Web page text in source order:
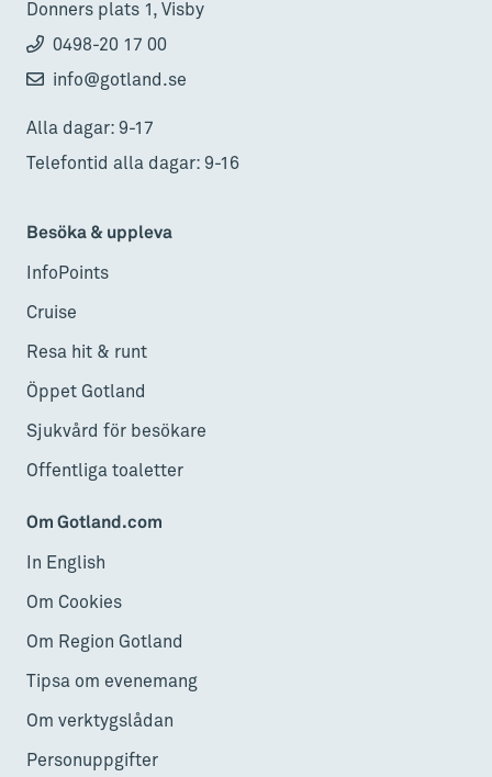
Donners plats 1, Visby
0498-20 17 00
info@gotland.se
Alla dagar: 9-17
Telefontid alla dagar: 9-16
Besöka & uppleva
InfoPoints
Cruise
Resa hit & runt
Öppet Gotland
Sjukvård för besökare
Offentliga toaletter
Om Gotland.com
In English
Om Cookies
Om Region Gotland
Tipsa om evenemang
Om verktygslådan
Personuppgifter